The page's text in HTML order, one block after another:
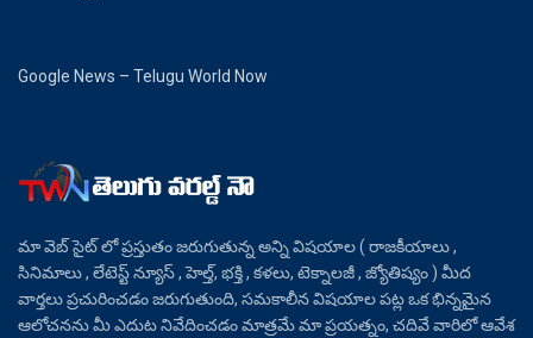
Google News – Telugu World Now
మా వెబ్ సైట్ లో ప్రస్తుతం జరుగుతున్న అన్ని విషయాల ( రాజకీయాలు ,
సినిమాలు , లేటెస్ట్ న్యూస్ , హెల్త్, భక్తి , కళలు, టెక్నాలజీ , జ్యోతిష్యం ) మీద
వార్తలు ప్రచురించడం జరుగుతుంది, సమకాలీన విషయాల పట్ల ఒక భిన్నమైన
ఆలోచనను మీ ఎదుట నివేదించడం మాత్రమే మా ప్రయత్నం, చదివే వారిలో ఆవేశ